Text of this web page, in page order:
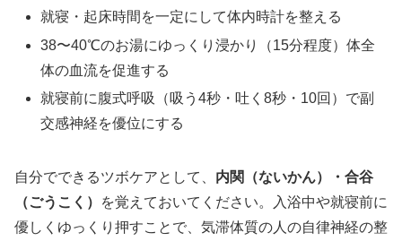
就寝・起床時間を一定にして体内時計を整える
38〜40℃のお湯にゆっくり浸かり（15分程度）体全
体の血流を促進する
就寝前に腹式呼吸（吸う4秒・吐く8秒・10回）で副
交感神経を優位にする
自分でできるツボケアとして、 内関（ないかん）・合谷
（ごうこく）
を覚えておいてください。入浴中や就寝前に
優しくゆっくり押すことで、気滞体質の人の自律神経の整